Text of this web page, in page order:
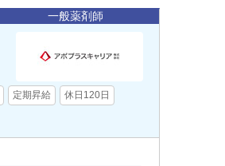
一般薬剤師
定期昇給 休日120日